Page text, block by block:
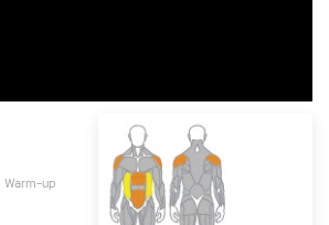
Warm-up